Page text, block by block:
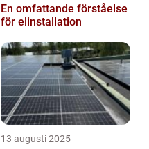
En omfattande förståelse
för elinstallation
13 augusti 2025